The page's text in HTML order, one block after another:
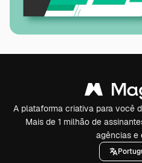
A plataforma criativa para você
Mais de 1 milhão de
agências e